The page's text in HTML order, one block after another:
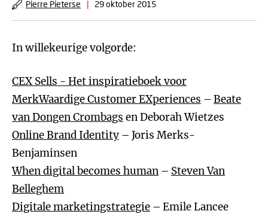
Pierre Pieterse | 29 oktober 2015
In willekeurige volgorde:
CEX Sells - Het inspiratieboek voor
MerkWaardige Customer EXperiences – Beate
van Dongen Crombags en Deborah Wietzes
Online Brand Identity – Joris Merks-
Benjaminsen
When digital becomes human – Steven Van
Belleghem
Digitale marketingstrategie – Emile Lancee